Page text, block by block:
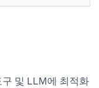
및 LLM에 최적화